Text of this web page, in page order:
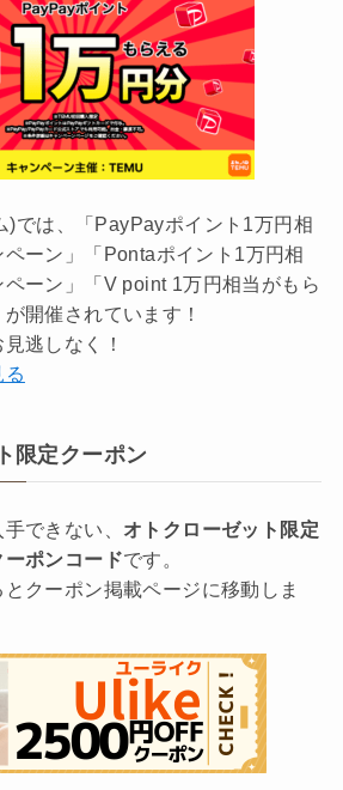
)では、「PayPayポイント1万円相
ーン」「Pontaポイント1万円相
ーン」「V point 1万円相当がもら
開催されています！
逃しなく！
限定クーポン
できない、 オトクローゼット限定
ポンコードです。
クーポン掲載ページに移動しま